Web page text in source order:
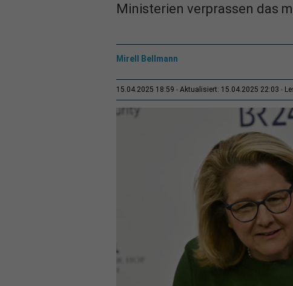
Ministerien verprassen das
Mirell Bellmann
15.04.2025 18:59 Aktualisiert: 15.04.2025 22:03